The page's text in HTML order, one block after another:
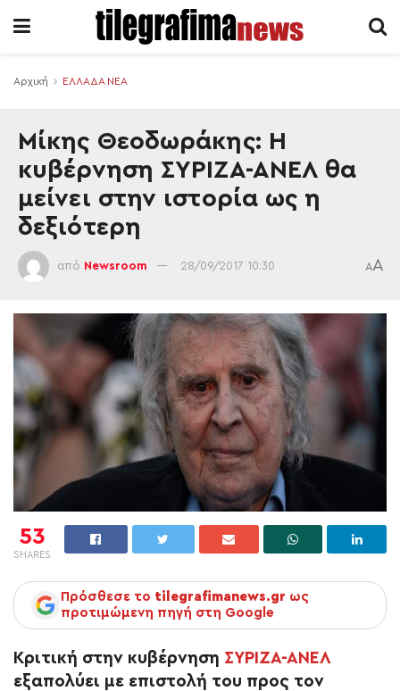
Αρχική ΕΛΛΑΔΑ ΝΕΑ
Μίκης Θεοδωράκης: Η
κυβέρνηση ΣΥΡΙΖΑ-ΑΝΕΛ θα
μείνει στην ιστορία ως η
δεξιότερη
από Newsroom 28/09/2017 10:30 AA
53
SHARES
Πρόσθεσε το tilegrafimanews.gr ως
προτιμώμενη πηγή στη Google
Κριτική στην κυβέρνηση ΣΥΡΙΖΑ-ΑΝΕΛ
εξαπολύει με επιστολή του προς τον